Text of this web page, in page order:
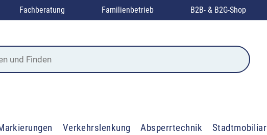
Fachberatung Familienbetrieb B2B- & B2G-Shop
Verkehrslenkung Absperrtechnik Stadtmobiliar